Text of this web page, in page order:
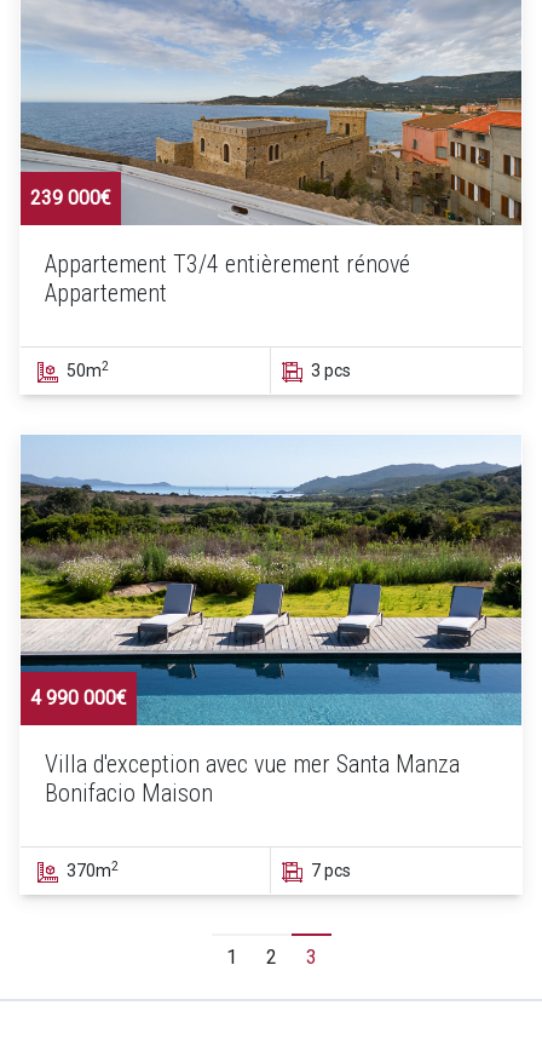
239 000€
Appartement T3/4 entièrement rénové
Appartement
50m2 3 pcs
4 990 000€
Villa d'exception avec vue mer Santa Manza
Bonifacio Maison
370m2 7 pcs
1 2 3